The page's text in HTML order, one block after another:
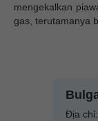
Địa chỉ:
mengekalkan
gas, terutamanya